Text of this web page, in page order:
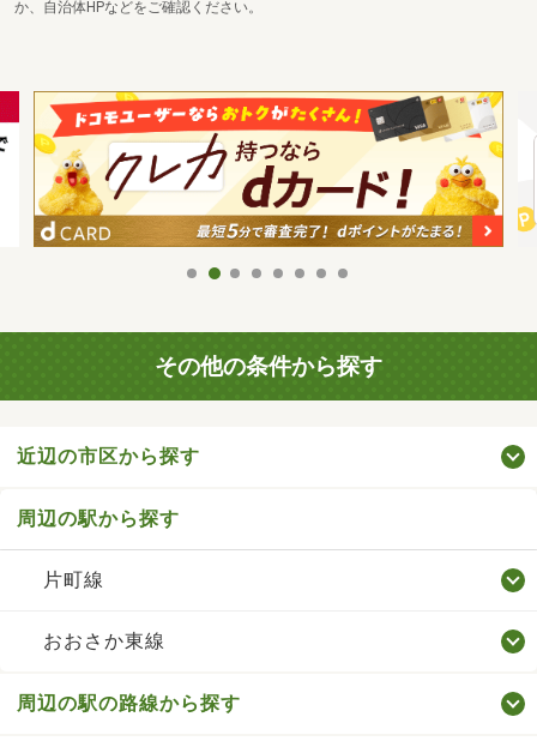
か、自治体HPなどをご確認ください。
その他の条件から探す
近辺の市区から探す
周辺の駅から探す
片町線
おおさか東線
周辺の駅の路線から探す